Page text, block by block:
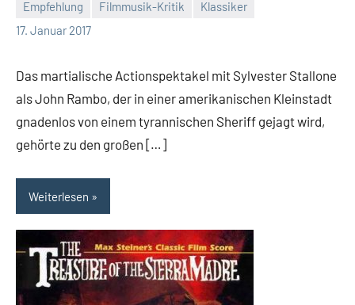
Empfehlung Filmmusik-Kritik
Klassiker
17. Januar 2017
Mike
Das martialische Actionspektakel mit Sylvester Stallone
als John Rambo, der in einer amerikanischen Kleinstadt
gnadenlos von einem tyrannischen Sheriff gejagt wird,
gehörte zu den großen […]
Weiterlesen